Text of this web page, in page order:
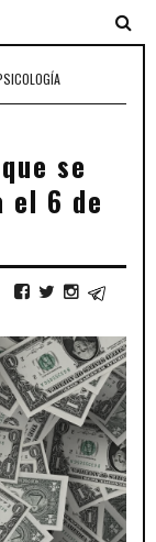
se
el 6 de